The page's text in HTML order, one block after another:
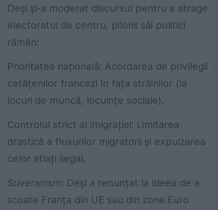
Deși și-a moderat discursul pentru a atrage
electoratul de centru, pilonii săi politici
rămân:
Prioritatea națională: Acordarea de privilegii
cetățenilor francezi în fața străinilor (la
locuri de muncă, locuințe sociale).
Controlul strict al imigrației: Limitarea
drastică a fluxurilor migratorii și expulzarea
celor aflați ilegal.
Suveranism: Deși a renunțat la ideea de a
scoate Franța din UE sau din zona Euro